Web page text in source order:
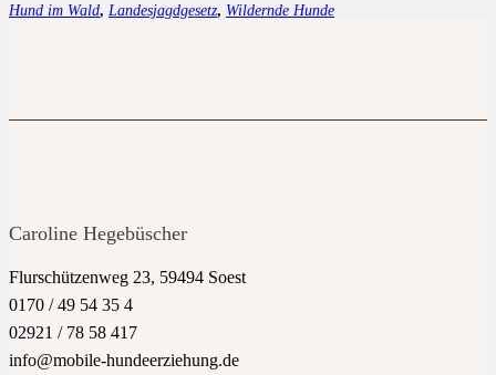
Hund im Wald, Landesjagdgesetz, Wildernde Hunde
Caroline Hegebüscher
Flurschützenweg 23, 59494 Soest
0170 / 49 54 35 4
02921 / 78 58 417
info@mobile-hundeerziehung.de